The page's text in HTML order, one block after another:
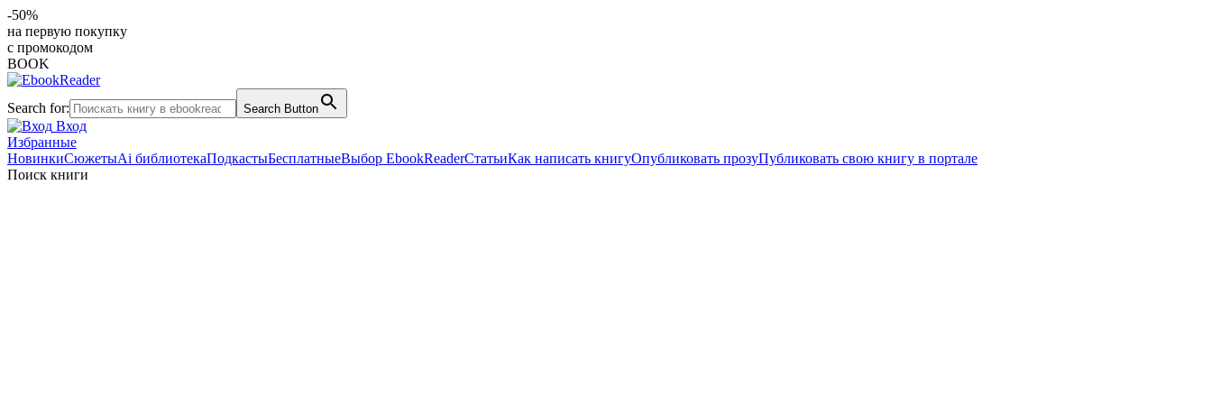
-50%
на первую покупку
с промокодом
BOOK
Search for: Search Button
Вход
Избранные
НовинкиСюжетыAi библиотекаПодкастыБесплатныеВыбор EbookReaderСтатьиКак написать книгуОпубликовать прозуПубликовать свою книгу в портале
Поиск книги